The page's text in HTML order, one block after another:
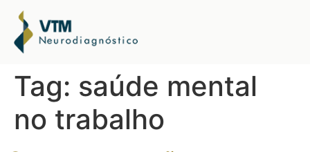
Tag: saúde mental
no trabalho